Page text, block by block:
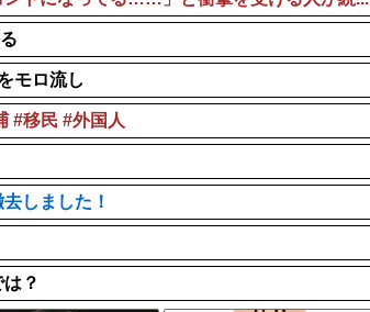
モロ流し
#移民 #外国人
しました！
？